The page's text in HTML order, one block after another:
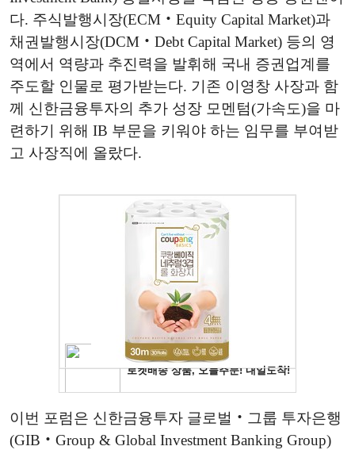
다. 주식발행시장(ECM‧Equity Capital Market)과
채권발행시장(DCM‧Debt Capital Market) 등의 영
역에서 역량과 추진력을 발휘해 국내 증권업계를
주도할 인물로 평가받는다. 기존 이영창 사장과 함
께 신한금융투자의 추가 성장 모멘텀(가속도)을 마
련하기 위해 IB 부문을 키워야 하는 임무를 부여받
고 사장직에 올랐다.
이번 포럼은 신한금융투자 글로벌‧그룹 투자은행
(GIB‧Group & Global Investment Banking Group)